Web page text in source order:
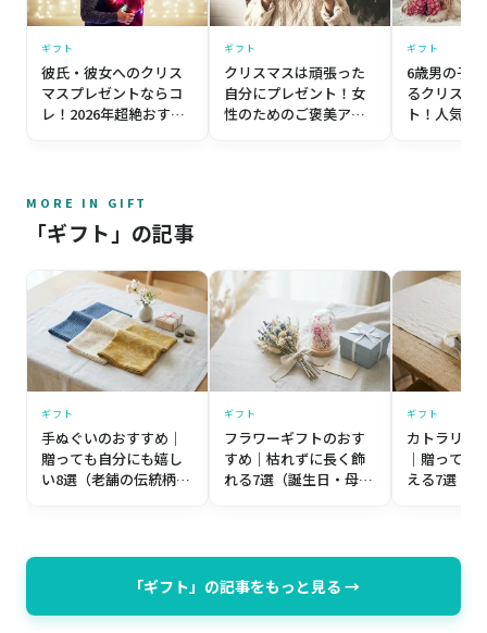
ギフト
彼氏・彼女へのクリス
マスプレゼントならコ
レ！2026年超絶おすす
ギフト
クリスマスは頑張った
自分にプレゼント！女
性のためのご褒美アイ
ギフト
6歳男の子
るクリスマ
ト！人気ア
MORE IN GIFT
「ギフト」の記事
ギフト
手ぬぐいのおすすめ｜
贈っても自分にも嬉し
い8選（老舗の伝統柄か
ギフト
フラワーギフトのおす
すめ｜枯れずに長く飾
れる7選（誕生日・母の
ギフト
カトラリー
｜贈っても
える7選（
「ギフト」の記事をもっと見る →